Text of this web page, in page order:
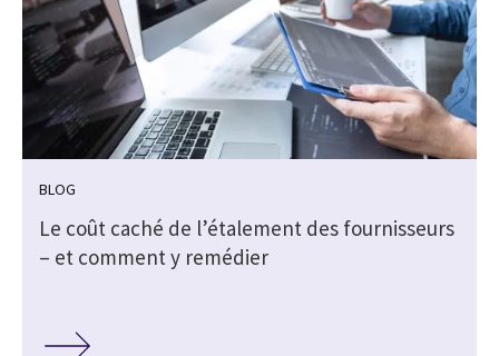
BLOG
Le coût caché de l’étalement des fournisseurs
– et comment y remédier